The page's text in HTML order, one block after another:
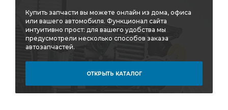
Купить запчасти вы можете онлайн из дома, офиса
или вашего автомобиля. Функционал сайта
интуитивно прост: для вашего удобства мы
предусмотрели несколько способов заказа
автозапчастей.
ОТКРЫТЬ КАТАЛОГ